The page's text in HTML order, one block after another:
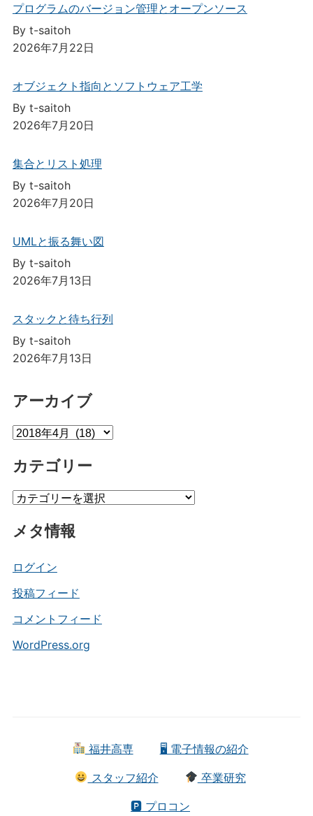
プログラムのバージョン管理とオープンソース
By t-saitoh
2026年7月22日
オブジェクト指向とソフトウェア工学
By t-saitoh
2026年7月20日
集合とリスト処理
By t-saitoh
2026年7月20日
UMLと振る舞い図
By t-saitoh
2026年7月13日
スタックと待ち行列
By t-saitoh
2026年7月13日
アーカイブ
ア
カ
ブ
カテゴリー
カ
ゴ
ー
メタ情報
ログイン
投稿フィード
コメントフィード
WordPress.org
福井高専 🖥 電子情報の紹介
スタッフ紹介 卒業研究
🅿 プロコン